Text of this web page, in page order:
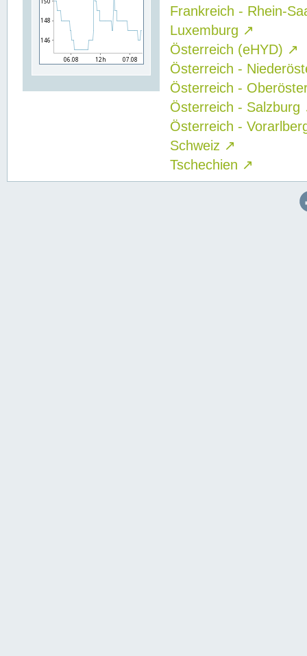
Frankreich - Rhein-
Luxemburg ↗
Österreich (eHYD) ↗
Österreich -
Österreich -
Österreich - Salzburg
Österreich -
Schweiz ↗
Tschechien ↗